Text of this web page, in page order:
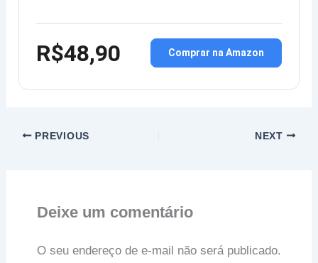
R$48,90 Comprar na Amazon
PREVIOUS NEXT
Deixe um comentário
O seu endereço de e-mail não será publicado.